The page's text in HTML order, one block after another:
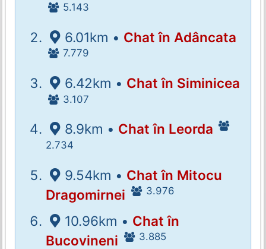
5.143
6.01km • Chat în Adâncata
7.779
6.42km • Chat în Siminicea
3.107
8.9km • Chat în Leorda
2.734
9.54km • Chat în Mitocu
Dragomirnei
3.976
10.96km • Chat în
Bucovineni
3.885